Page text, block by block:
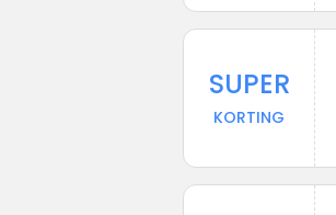
SUPER
KORTING